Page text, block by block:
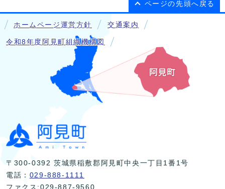
ページの先頭へ戻る
ホームページ運営方針 交通案内
令和8年度阿見町組織機構図
〒300-0392 茨城県稲敷郡阿見町中央一丁目1番1号
電話： 029-888-1111
ファクス:029-887-9560